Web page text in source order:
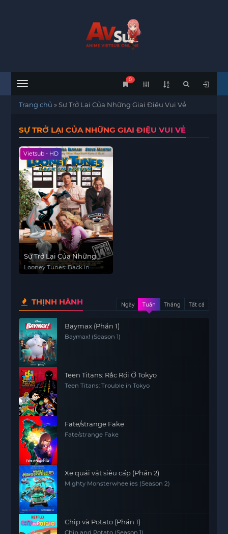
Menu
0
Trang chủ »Sự Trở Lại Của Những Giai Điệu Vui Vẻ
SỰ TRỞ LẠI CỦA NHỮNG GIAI ĐIỆU VUI VẺ
Vietsub - HD
Sự Trở Lại Của Những
Giai Điệu Vui Vẻ
Looney Tunes: Back in
THỊNH HÀNH Ngày Tuần Tháng Tất cả
Baymax (Phần 1)
Baymax! (Season 1)
Teen Titans: Rắc Rối Ở Tokyo
Teen Titans: Trouble in Tokyo
Fate/strange Fake
Fate/strange Fake
Xe quái vật siêu cấp (Phần 2)
Mighty Monsterwheelies (Season 2)
Chip và Potato (Phần 1)
Chip and Potato (Season 1)